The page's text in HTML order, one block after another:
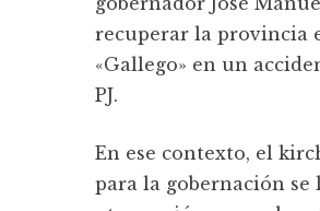
recuperar la provincia
«Gallego» en un
PJ.
En ese contexto, el
para la gobernación